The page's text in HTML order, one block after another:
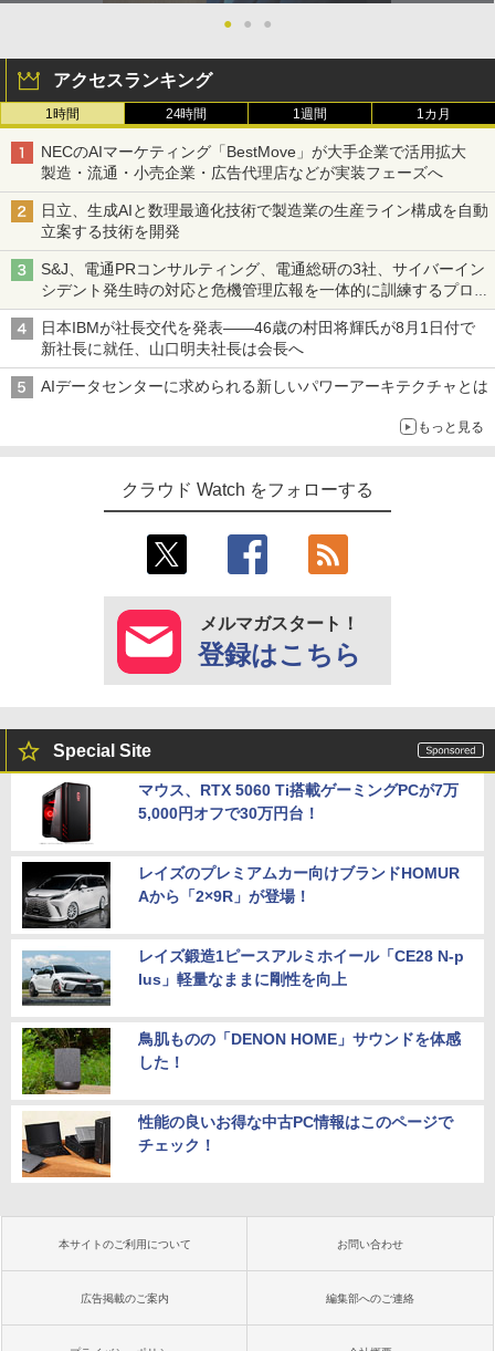
●
● ●
アクセスランキング
1時間 24時間 1週間 1カ月
NECのAIマーケティング「BestMove」が大手企業で活用拡大
製造・流通・小売企業・広告代理店などが実装フェーズへ
日立、生成AIと数理最適化技術で製造業の生産ライン構成を自動
立案する技術を開発
S&J、電通PRコンサルティング、電通総研の3社、サイバーイン
シデント発生時の対応と危機管理広報を一体的に訓練するプログ
ラムを提供
日本IBMが社長交代を発表――46歳の村田将輝氏が8月1日付で
新社長に就任、山口明夫社長は会長へ
AIデータセンターに求められる新しいパワーアーキテクチャとは
もっと見る
クラウド Watch をフォローする
メルマガスタート！
登録はこちら
Special Site
マウス、RTX 5060 Ti搭載ゲーミングPCが7万
5,000円オフで30万円台！
レイズのプレミアムカー向けブランドHOMUR
Aから「2×9R」が登場！
レイズ鍛造1ピースアルミホイール「CE28 N-p
lus」軽量なままに剛性を向上
鳥肌ものの「DENON HOME」サウンドを体感
した！
性能の良いお得な中古PC情報はこのページで
チェック！
本サイトのご利用について お問い合わせ
広告掲載のご案内 編集部へのご連絡